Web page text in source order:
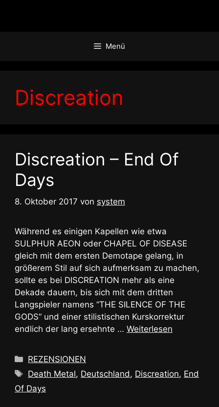
Menü
Discreation
Discreation – End Of
Days
8. Oktober 2017 von system
Während es einigen Kapellen wie etwa
SULPHUR AEON oder CHAPEL OF DISEASE
gleich mit dem ersten Demotape gelang, in
größerem Stil auf sich aufmerksam zu machen,
sollte es bei DISCREATION mehr als eine
Dekade dauern, bis sich mit dem dritten
Langspieler namens “THE SILENCE OF THE
GODS“ und einer stilistischen Kurskorrektur
endlich der lang ersehnte … Weiterlesen
Kategorien
REZENSIONEN
Schlagwörter
Death Metal, Deutschland, Discreation, End
Of Days